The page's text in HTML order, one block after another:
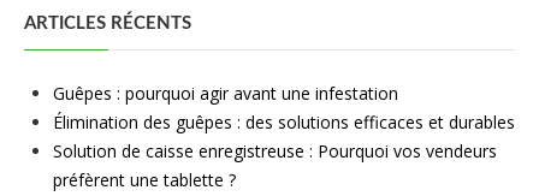
ARTICLES RÉCENTS
Guêpes : pourquoi agir avant une infestation
Élimination des guêpes : des solutions efficaces et durables
Solution de caisse enregistreuse : Pourquoi vos vendeurs
préfèrent une tablette ?